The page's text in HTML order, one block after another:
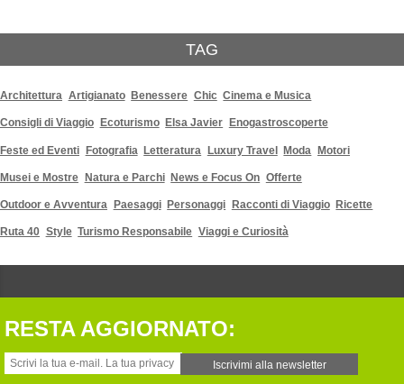
TAG
Architettura Artigianato Benessere Chic Cinema e Musica
Consigli di Viaggio Ecoturismo Elsa Javier Enogastroscoperte
Feste ed Eventi Fotografia Letteratura Luxury Travel Moda Motori
Musei e Mostre Natura e Parchi News e Focus On Offerte
Outdoor e Avventura Paesaggi Personaggi Racconti di Viaggio Ricette
Ruta 40 Style Turismo Responsabile Viaggi e Curiosità
RESTA AGGIORNATO: